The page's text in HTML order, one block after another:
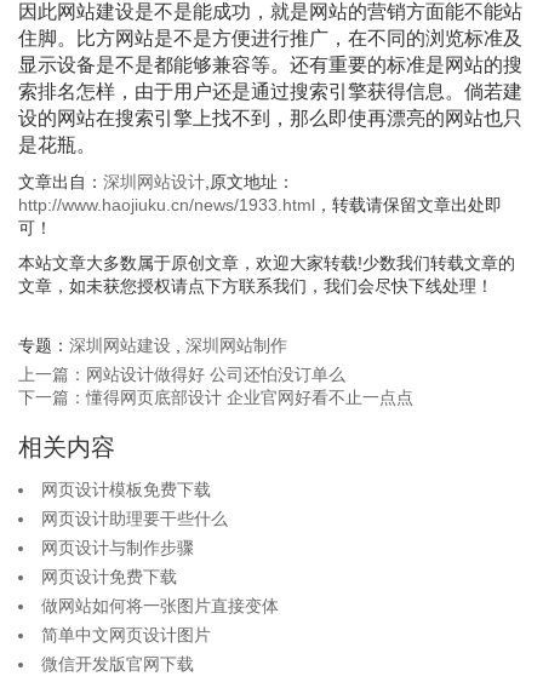
因此网站建设是不是能成功，就是网站的营销方面能不能站
住脚。比方网站是不是方便进行推广，在不同的浏览标准及
显示设备是不是都能够兼容等。还有重要的标准是网站的搜
索排名怎样，由于用户还是通过搜索引擎获得信息。倘若建
设的网站在搜索引擎上找不到，那么即使再漂亮的网站也只
是花瓶。
文章出自： 深圳网站设计 ,原文地址：
http://www.haojiuku.cn/news/1933.html ，转载请保留文章出处即
可！
本站文章大多数属于原创文章，欢迎大家转载!少数我们转载文章的
文章，如未获您授权请点下方联系我们，我们会尽快下线处理！
专题： 深圳网站建设
深圳网站制作
上一篇：网站设计做得好 公司还怕没订单么
下一篇：懂得网页底部设计 企业官网好看不止一点点
相关内容
网页设计模板免费下载
网页设计助理要干些什么
网页设计与制作步骤
网页设计免费下载
做网站如何将一张图片直接变体
简单中文网页设计图片
微信开发版官网下载